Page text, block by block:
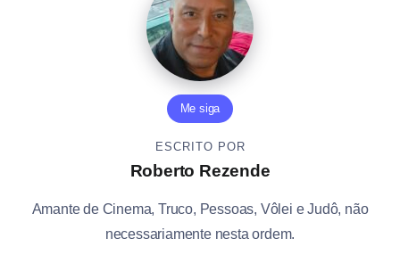
Me siga
ESCRITO POR
Roberto Rezende
Amante de Cinema, Truco, Pessoas, Vôlei e Judô, não
necessariamente nesta ordem.